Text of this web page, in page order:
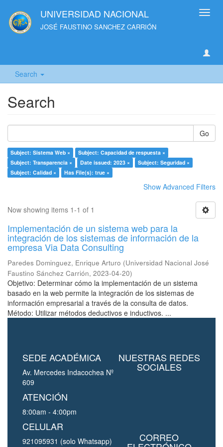
UNIVERSIDAD NACIONAL
JOSÉ FAUSTINO SANCHEZ CARRIÓN
Search
Search
Go
Subject: Sistema Web ×
Subject: Capacidad de respuesta ×
Subject: Transparencia ×
Date issued: 2023 ×
Subject: Seguridad ×
Subject: Calidad ×
Has File(s): true ×
Show Advanced Filters
Now showing items 1-1 of 1
Implementación de un sistema web para la
integración de los sistemas de información de la
empresa Via Data Consulting
Paredes Dominguez, Enrique Arturo (Universidad Nacional José
Faustino Sánchez Carrión, 2023-04-20)
Objetivo: Determinar cómo la implementación de un sistema
basado en la web permite la integración de los sistemas de
información empresarial a través de la consulta de datos.
Método: Utilizar métodos deductivos e inductivos. ...
SEDE ACADÉMICA
Av. Mercedes Indacochea Nº
609
ATENCIÓN
8:00am - 4:00pm
CELULAR
921095931 (solo Whatsapp)
NUESTRAS REDES
SOCIALES
CORREO